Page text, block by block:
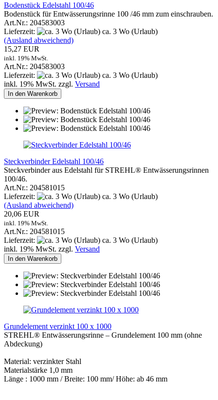
Bodenstück Edelstahl 100/46
Bodenstück für Entwässerungsrinne 100 /46 mm zum einschrauben.
Art.Nr.: 204583003
Lieferzeit:
ca. 3 Wo (Urlaub)
(Ausland abweichend)
15,27 EUR
inkl. 19% MwSt.
Art.Nr.: 204583003
Lieferzeit:
ca. 3 Wo (Urlaub)
inkl. 19% MwSt. zzgl. Versand
In den Warenkorb
Steckverbinder Edelstahl 100/46
Steckverbinder aus Edelstahl für STREHL® Entwässerungsrinnen
100/46.
Art.Nr.: 204581015
Lieferzeit:
ca. 3 Wo (Urlaub)
(Ausland abweichend)
20,06 EUR
inkl. 19% MwSt.
Art.Nr.: 204581015
Lieferzeit:
ca. 3 Wo (Urlaub)
inkl. 19% MwSt. zzgl. Versand
In den Warenkorb
Grundelement verzinkt 100 x 1000
STREHL® Entwässerungsrinne – Grundelement 100 mm (ohne
Abdeckung)
Material: verzinkter Stahl
Materialstärke 1,0 mm
Länge : 1000 mm / Breite: 100 mm/ Höhe: ab 46 mm